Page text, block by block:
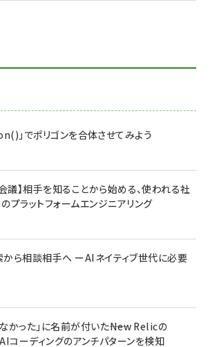
」でポリゴンを合体させてみよう
議】相手を知ることから始める、使われる社
プラットフォームエンジニアリング
から相談相手へ ーAIネイティブ世代に必要
かった」に名前が付いた――New Relicの
コーディングのアンチパターンを検知